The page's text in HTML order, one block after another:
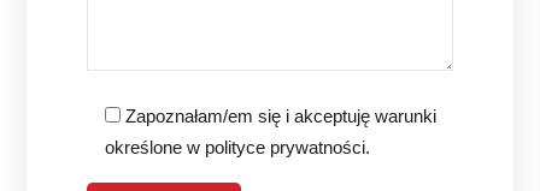
Zapoznałam/em się i akceptuję warunki
określone w polityce prywatności.